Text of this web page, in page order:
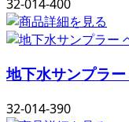
32-014-400
地下水サンプラ
32-014-390